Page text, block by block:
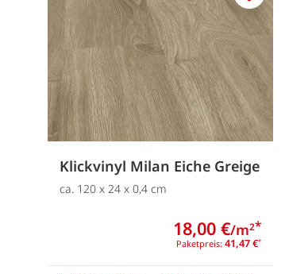
Klickvinyl Milan Eiche Greige
ca. 120 x 24 x 0,4 cm
Paketpreis: 41,47 €*
18,00 €/m2*